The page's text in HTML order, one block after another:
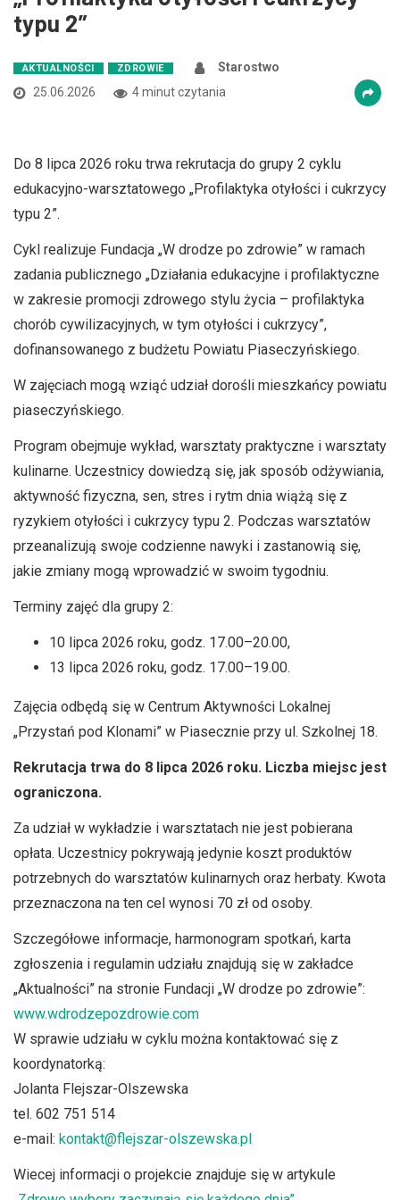
typu 2”
AKTUALNOŚCI ZDROWIE
Starostwo
25.06.2026
4 minut czytania
Do 8 lipca 2026 roku trwa rekrutacja do grupy 2 cyklu
edukacyjno-warsztatowego „Profilaktyka otyłości i cukrzycy
typu 2”.
Cykl realizuje Fundacja „W drodze po zdrowie” w ramach
zadania publicznego „Działania edukacyjne i profilaktyczne
w zakresie promocji zdrowego stylu życia – profilaktyka
chorób cywilizacyjnych, w tym otyłości i cukrzycy”,
dofinansowanego z budżetu Powiatu Piaseczyńskiego.
W zajęciach mogą wziąć udział dorośli mieszkańcy powiatu
piaseczyńskiego.
Program obejmuje wykład, warsztaty praktyczne i warsztaty
kulinarne. Uczestnicy dowiedzą się, jak sposób odżywiania,
aktywność fizyczna, sen, stres i rytm dnia wiążą się z
ryzykiem otyłości i cukrzycy typu 2. Podczas warsztatów
przeanalizują swoje codzienne nawyki i zastanowią się,
jakie zmiany mogą wprowadzić w swoim tygodniu.
Terminy zajęć dla grupy 2:
10 lipca 2026 roku, godz. 17.00–20.00,
13 lipca 2026 roku, godz. 17.00–19.00.
Zajęcia odbędą się w Centrum Aktywności Lokalnej
„Przystań pod Klonami” w Piasecznie przy ul. Szkolnej 18.
Rekrutacja trwa do 8 lipca 2026 roku. Liczba miejsc jest
ograniczona.
Za udział w wykładzie i warsztatach nie jest pobierana
opłata. Uczestnicy pokrywają jedynie koszt produktów
potrzebnych do warsztatów kulinarnych oraz herbaty. Kwota
przeznaczona na ten cel wynosi 70 zł od osoby.
Szczegółowe informacje, harmonogram spotkań, karta
zgłoszenia i regulamin udziału znajdują się w zakładce
„Aktualności” na stronie Fundacji „W drodze po zdrowie”:
www.wdrodzepozdrowie.com
W sprawie udziału w cyklu można kontaktować się z
koordynatorką:
Jolanta Flejszar-Olszewska
tel. 602 751 514
e-mail: kontakt@flejszar-olszewska.pl
Wiecej informacji o projekcie znajduje się w artykule